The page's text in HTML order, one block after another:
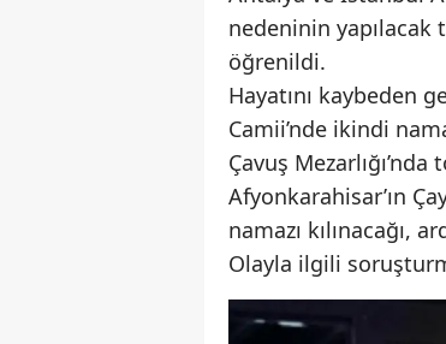
nedeninin
öğrenildi.
Hayatını kaybeden
Camii’nde ikindi
Çavuş
Afyonkarahisar’ın
namazı kılınacağı,
Olayla ilgili